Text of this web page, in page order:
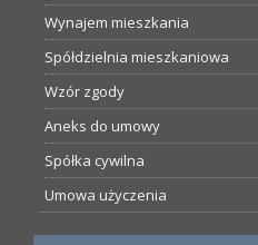
Wynajem mieszkania
Spółdzielnia mieszkaniowa
Wzór zgody
Aneks do umowy
Spółka cywilna
Umowa użyczenia